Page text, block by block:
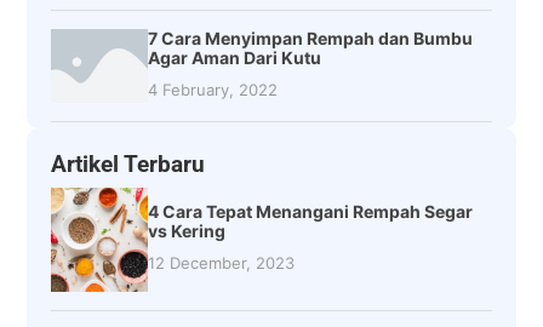
7 Cara Menyimpan Rempah dan Bumbu
Agar Aman Dari Kutu
4 February, 2022
Artikel Terbaru
4 Cara Tepat Menangani Rempah Segar
vs Kering
12 December, 2023